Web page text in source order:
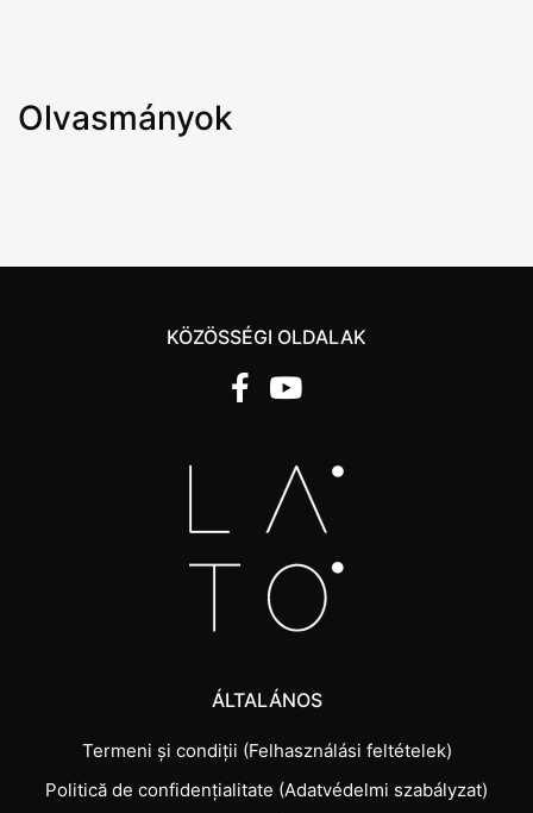
Olvasmányok
KÖZÖSSÉGI OLDALAK
ÁLTALÁNOS
Termeni și condiții (Felhasználási feltételek)
Politică de confidențialitate (Adatvédelmi szabályzat)